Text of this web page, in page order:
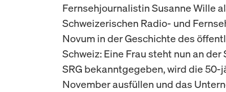
Fernsehjournalistin Susanne Wille
Schweizerischen Radio- und
Novum in der Geschichte des
Schweiz: Eine Frau steht nun an
SRG bekanntgegeben, wird die
November ausfüllen und das